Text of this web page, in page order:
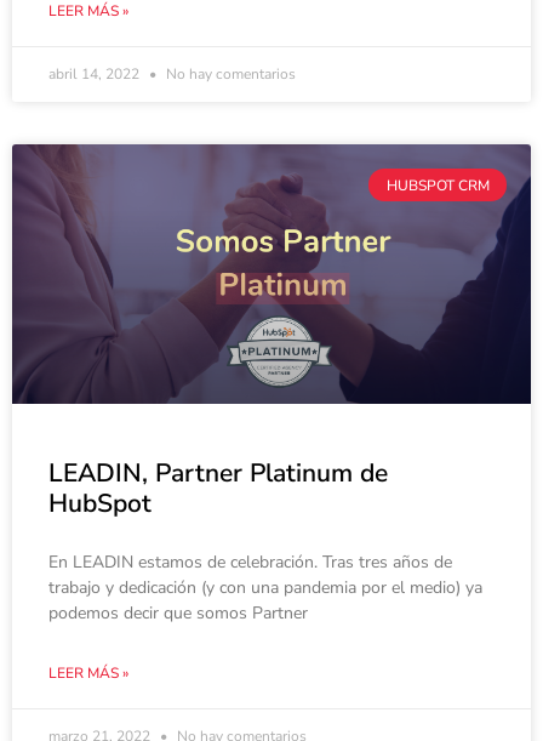
LEER MÁS »
abril 14, 2022 No hay comentarios
HUBSPOT CRM
LEADIN, Partner Platinum de
HubSpot
En LEADIN estamos de celebración. Tras tres años de
trabajo y dedicación (y con una pandemia por el medio) ya
podemos decir que somos Partner
LEER MÁS »
marzo 21, 2022 No hay comentarios